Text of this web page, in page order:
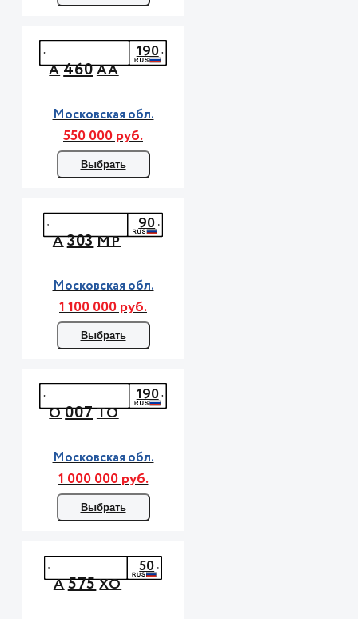
А460АА
190
Московская обл.
550 000 руб.
Выбрать
А303МР
90
Московская обл.
1 100 000 руб.
Выбрать
О007ТО
190
Московская обл.
1 000 000 руб.
Выбрать
А575ХО
50